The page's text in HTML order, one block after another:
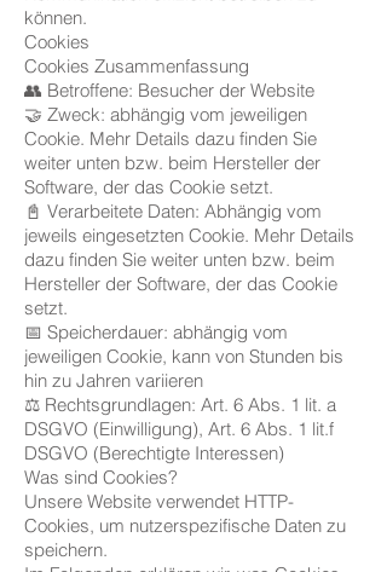
können.
Cookies
Cookies Zusammenfassung
👥 Betroffene: Besucher der Website
🤝 Zweck: abhängig vom jeweiligen
Cookie. Mehr Details dazu finden Sie
weiter unten bzw. beim Hersteller der
Software, der das Cookie setzt.
📓 Verarbeitete Daten: Abhängig vom
jeweils eingesetzten Cookie. Mehr Details
dazu finden Sie weiter unten bzw. beim
Hersteller der Software, der das Cookie
setzt.
📅 Speicherdauer: abhängig vom
jeweiligen Cookie, kann von Stunden bis
hin zu Jahren variieren
⚖️ Rechtsgrundlagen: Art. 6 Abs. 1 lit. a
DSGVO (Einwilligung), Art. 6 Abs. 1 lit.f
DSGVO (Berechtigte Interessen)
Was sind Cookies?
Unsere Website verwendet HTTP-
Cookies, um nutzerspezifische Daten zu
speichern.